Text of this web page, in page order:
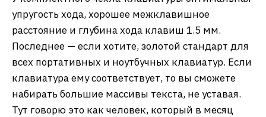
упругость хода, хорошее межклавишное
расстояние и глубина хода клавиш 1.5 мм.
Последнее — если хотите, золотой стандарт для
всех портативных и ноутбучных клавиатур. Если
клавиатура ему соответствует, то вы сможете
набирать большие массивы текста, не уставая.
Тут говорю это как человек, который в месяц